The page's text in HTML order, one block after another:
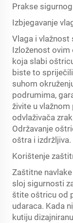
Prakse
Izbjegavanje
Vlaga i vlažnost
Izloženost ovim
koja slabi
biste to
suhom
podrumima,
živite u
odvlaživača
Održavanje
oštra i izdržljiva.
Korištenje
Zaštitne
sloj sigurnosti
štite oštricu od
udaraca. Kada
kutiju